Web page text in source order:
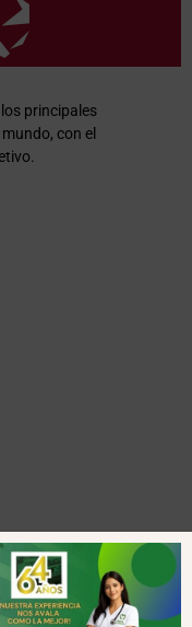
principales
con el
HBA Noticias| Todos los